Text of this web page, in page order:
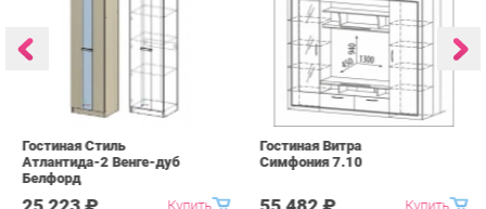
Купить
25 223 ₽ Купить
55 482 ₽
info@kids-furniture.ru +7 (903) 000-00-00
Коллекции
Диваны
О проекте
Контакты
ГОРОДА
Весь мир
Екатеринбург